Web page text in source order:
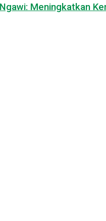
Meningkatkan